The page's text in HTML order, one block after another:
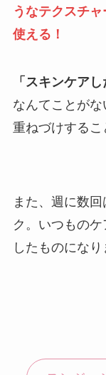
うなテクスチ
使える！
「スキンケア
なんてことが
重ねづけするこ
また、週に数
ク。いつもの
したものになり